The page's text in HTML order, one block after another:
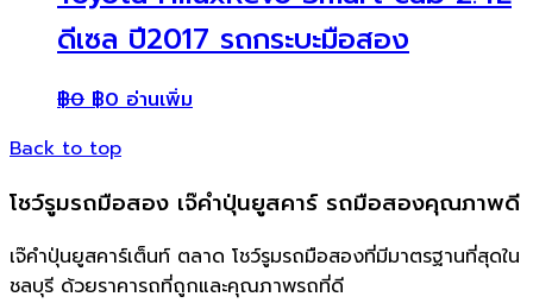
ดีเซล ปี2017 รถกระบะมือสอง
฿0 ฿0 อ่านเพิ่ม
Back to top
โชว์รูมรถมือสอง เจ๊คำปุ่นยูสคาร์ รถมือสองคุณภาพดี
เจ๊คำปุ่นยูสคาร์เต็นท์ ตลาด โชว์รูมรถมือสองที่มีมาตรฐานที่สุดใน
ชลบุรี ด้วยราคารถที่ถูกและคุณภาพรถที่ดี